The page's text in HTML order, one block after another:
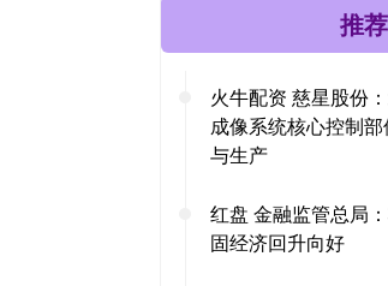
推
火牛配资 慈星股份
成像系统核心控制
与生产
红盘 金融监管总局
固经济回升向好